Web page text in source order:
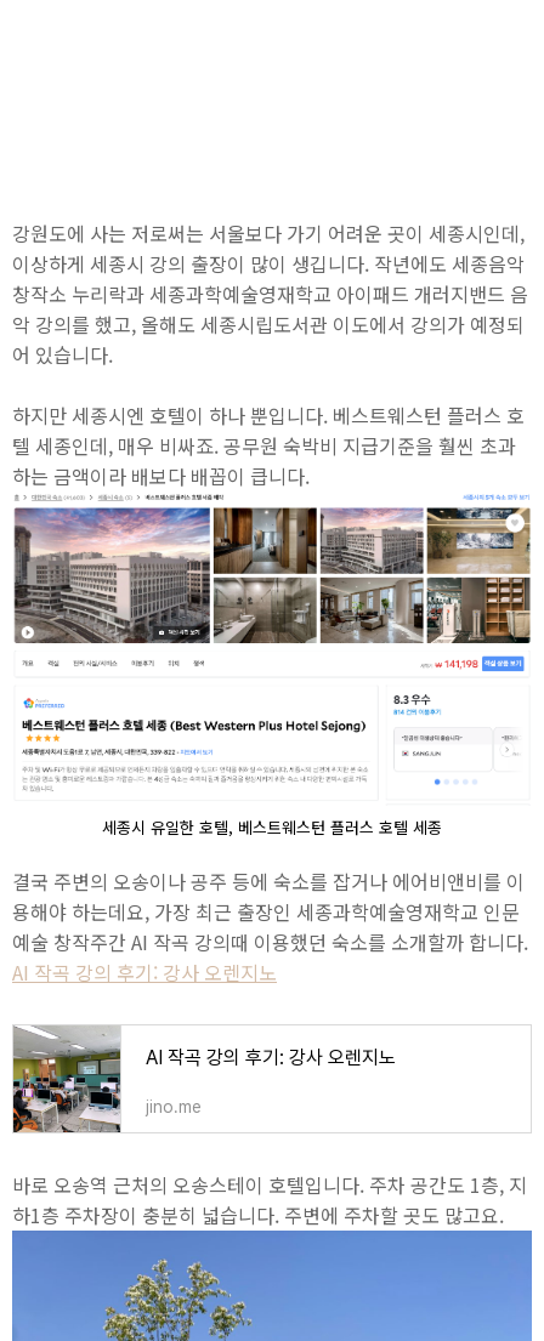
강원도에 사는 저로써는 서울보다 가기 어려운 곳이 세종시인데,
이상하게 세종시 강의 출장이 많이 생깁니다. 작년에도 세종음악
창작소 누리락과 세종과학예술영재학교 아이패드 개러지밴드 음
악 강의를 했고, 올해도 세종시립도서관 이도에서 강의가 예정되
어 있습니다.
하지만 세종시엔 호텔이 하나 뿐입니다. 베스트웨스턴 플러스 호
텔 세종인데, 매우 비싸죠. 공무원 숙박비 지급기준을 훨씬 초과
하는 금액이라 배보다 배꼽이 큽니다.
세종시 유일한 호텔, 베스트웨스턴 플러스 호텔 세종
결국 주변의 오송이나 공주 등에 숙소를 잡거나 에어비앤비를 이
용해야 하는데요, 가장 최근 출장인 세종과학예술영재학교 인문
예술 창작주간 AI 작곡 강의때 이용했던 숙소를 소개할까 합니다.
AI 작곡 강의 후기: 강사 오렌지노
AI 작곡 강의 후기: 강사 오렌지노
jino.me
바로 오송역 근처의 오송스테이 호텔입니다. 주차 공간도 1층, 지
하1층 주차장이 충분히 넓습니다. 주변에 주차할 곳도 많고요.